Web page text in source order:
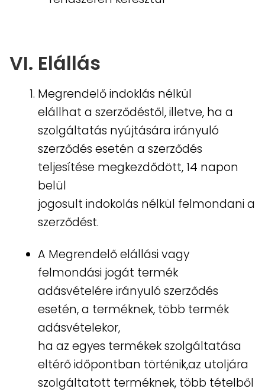
VI. Elállás
Megrendelő indoklás nélkül
elállhat a szerződéstől, illetve, ha a
szolgáltatás nyújtására irányuló
szerződés esetén a szerződés
teljesítése megkezdődött, 14 napon
belül
jogosult indokolás nélkül felmondani a
szerződést.
A Megrendelő elállási vagy
felmondási jogát termék
adásvételére irányuló szerződés
esetén, a terméknek, több termék
adásvételekor,
ha az egyes termékek szolgáltatása
eltérő időpontban történik,az utoljára
szolgáltatott terméknek, több tételből